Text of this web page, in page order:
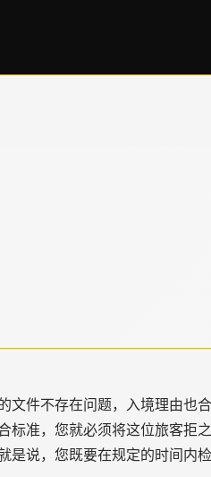
文件不存在问题，入境理由也
标准，您就必须将这位旅客拒
说，您既要在规定的时间内检